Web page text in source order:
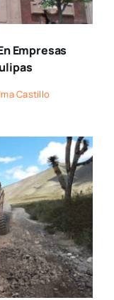
Empresas
Castillo